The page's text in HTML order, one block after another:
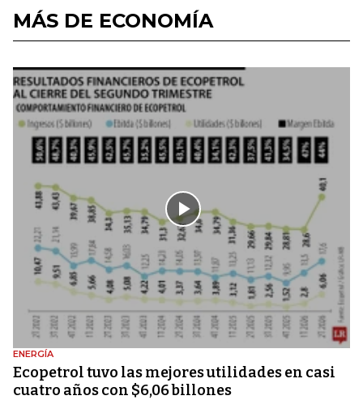
MÁS DE ECONOMÍA
ENERGÍA
Ecopetrol tuvo las mejores utilidades en casi
cuatro años con $6,06 billones